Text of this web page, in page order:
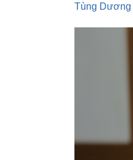
Tùng Dương